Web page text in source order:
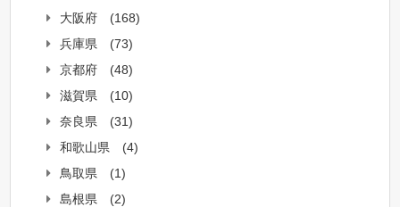
大阪府
(168)
兵庫県
(73)
京都府
(48)
滋賀県
(10)
奈良県
(31)
和歌山県
(4)
鳥取県
(1)
島根県
(2)